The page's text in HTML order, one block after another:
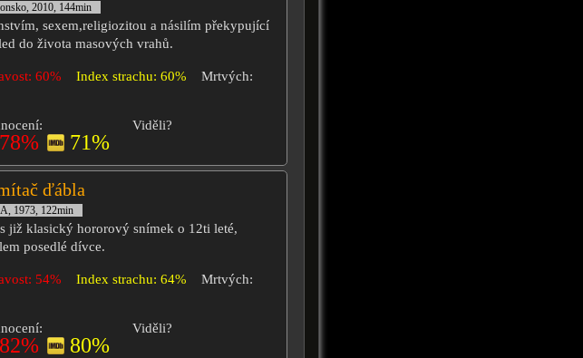
2010, 144min
sexem,religiozitou a násilím překypující
do života masových vrahů.
60% Index strachu: 60%
Mrtvých:
78% 71%
Viděli?
ďábla
1973, 122min
již klasický hororový snímek o 12ti leté,
posedlé dívce.
54% Index strachu: 64%
Mrtvých:
82% 80%
Viděli?